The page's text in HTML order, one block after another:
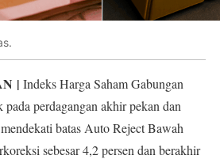
| Indeks Harga Saham Gabungan
perdagangan akhir pekan dan
batas Auto Reject Bawah
sebesar 4,2 persen dan berakhir